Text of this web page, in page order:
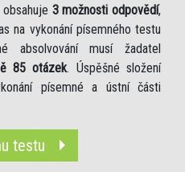
3 možnosti odpovědí,
na vykonání písemného testu
absolvování musí žadatel
85 otázek. Úspěšné složení
písemné a ústní části
testu